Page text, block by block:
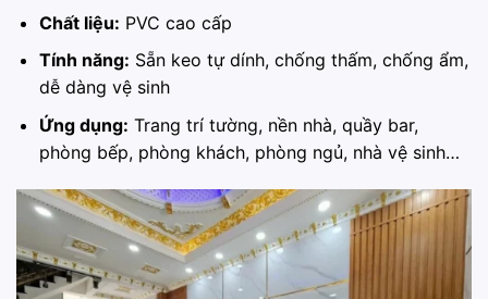
Chất liệu: PVC cao cấp
Tính năng: Sẵn keo tự dính, chống thấm, chống ẩm,
dễ dàng vệ sinh
Ứng dụng: Trang trí tường, nền nhà, quầy bar,
phòng bếp, phòng khách, phòng ngủ, nhà vệ sinh…